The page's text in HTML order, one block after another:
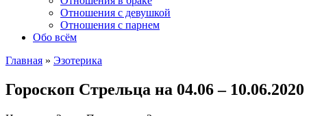
Отношения с девушкой
Отношения с парнем
Обо всём
Главная » Эзотерика
Гороскоп Стрельца на 04.06 – 10.06.2020